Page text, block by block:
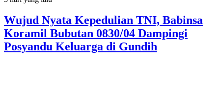
Wujud Nyata Kepedulian TNI, Babinsa
Koramil Bubutan 0830/04 Dampingi
Posyandu Keluarga di Gundih